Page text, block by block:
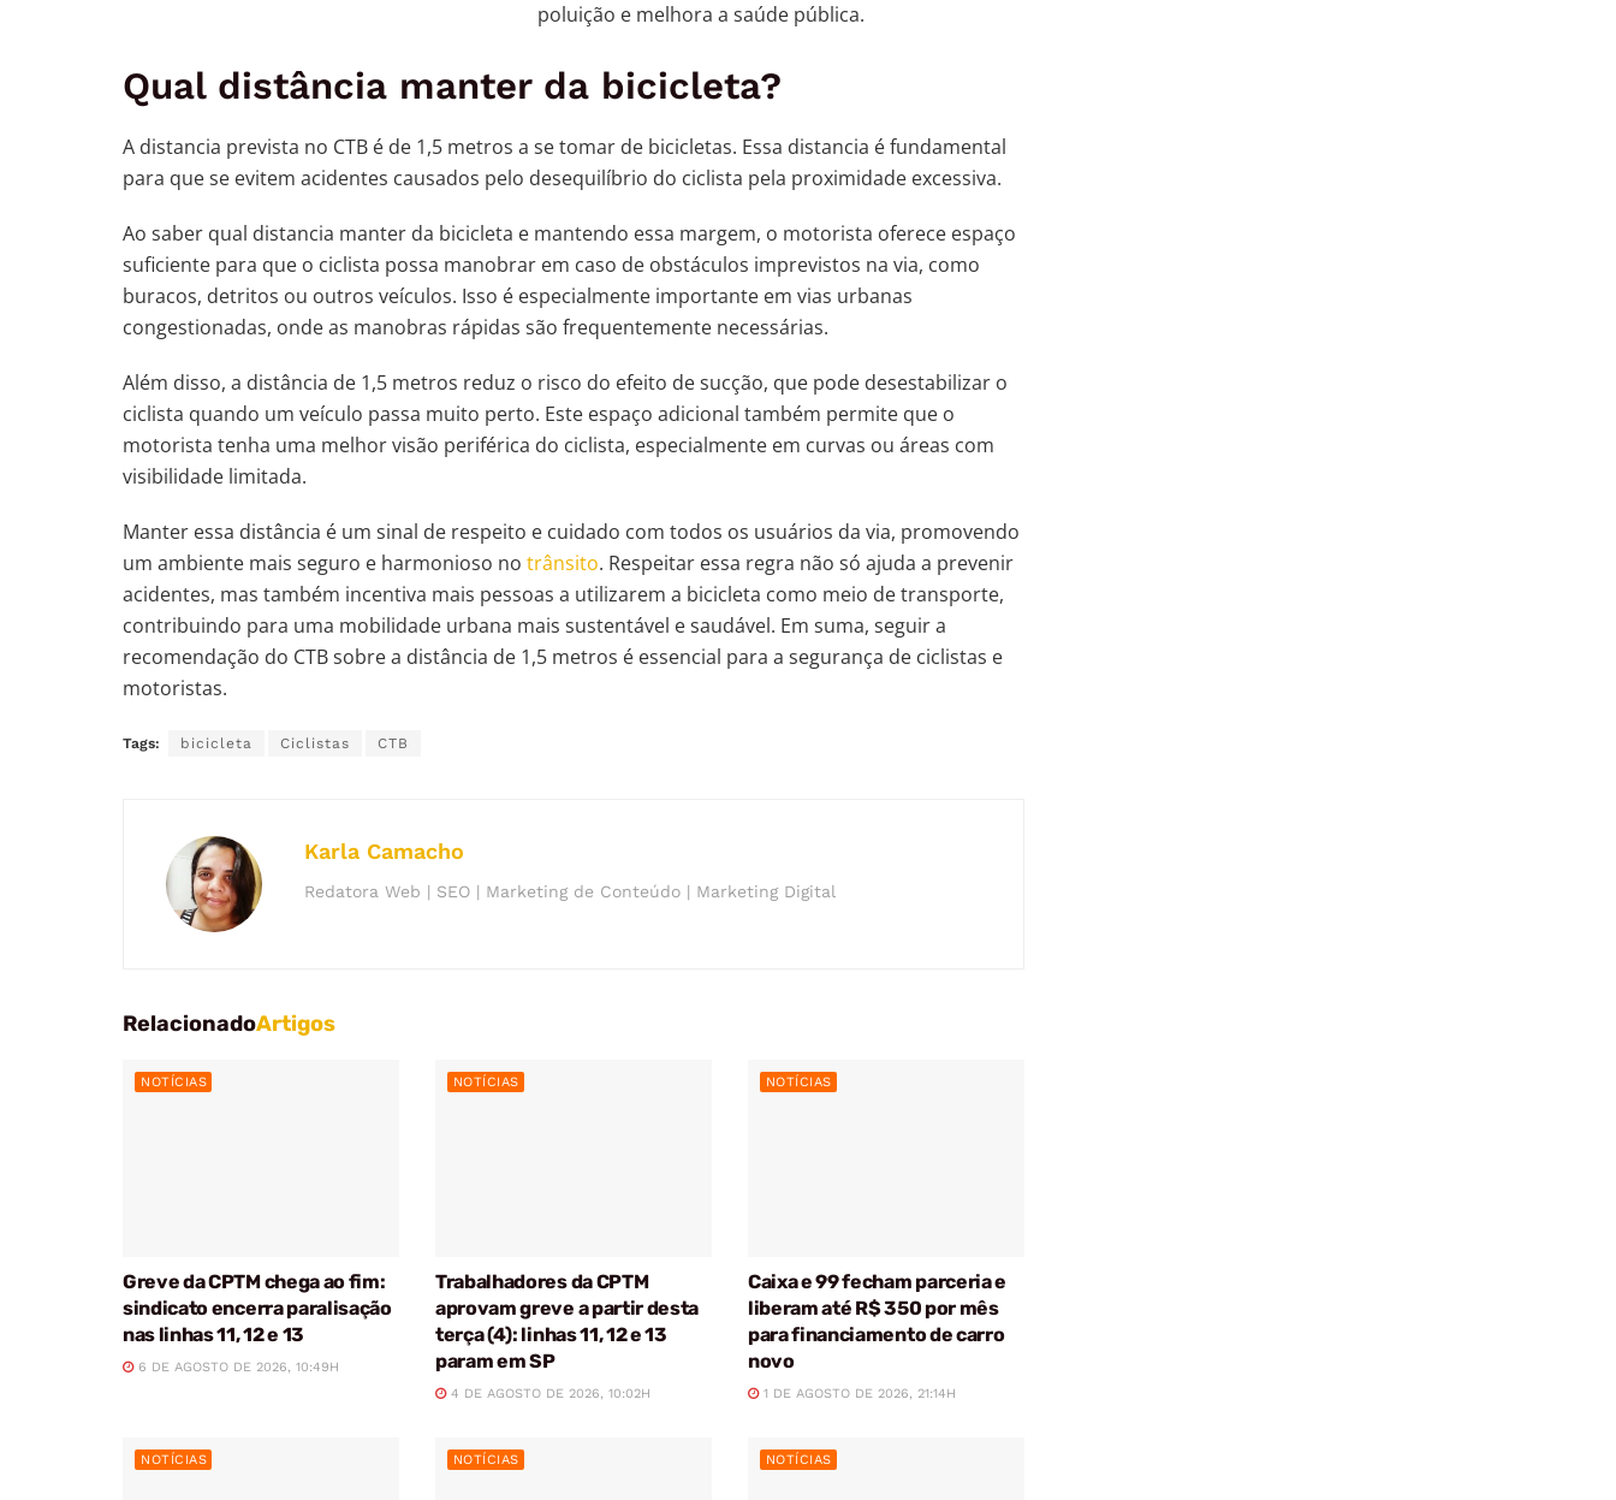
poluição e melhora a saúde pública.
Qual distância manter da bicicleta?
A distancia prevista no CTB é de 1,5 metros a se tomar de bicicletas. Essa distancia é fundamental
para que se evitem acidentes causados pelo desequilíbrio do ciclista pela proximidade excessiva.
Ao saber qual distancia manter da bicicleta e mantendo essa margem, o motorista oferece espaço
suficiente para que o ciclista possa manobrar em caso de obstáculos imprevistos na via, como
buracos, detritos ou outros veículos. Isso é especialmente importante em vias urbanas
congestionadas, onde as manobras rápidas são frequentemente necessárias.
Além disso, a distância de 1,5 metros reduz o risco do efeito de sucção, que pode desestabilizar o
ciclista quando um veículo passa muito perto. Este espaço adicional também permite que o
motorista tenha uma melhor visão periférica do ciclista, especialmente em curvas ou áreas com
visibilidade limitada.
Manter essa distância é um sinal de respeito e cuidado com todos os usuários da via, promovendo
um ambiente mais seguro e harmonioso no trânsito. Respeitar essa regra não só ajuda a prevenir
acidentes, mas também incentiva mais pessoas a utilizarem a bicicleta como meio de transporte,
contribuindo para uma mobilidade urbana mais sustentável e saudável. Em suma, seguir a
recomendação do CTB sobre a distância de 1,5 metros é essencial para a segurança de ciclistas e
motoristas.
Tags: bicicleta Ciclistas CTB
Karla Camacho
Redatora Web | SEO | Marketing de Conteúdo | Marketing Digital
RelacionadoArtigos
NOTÍCIAS
Greve da CPTM chega ao fim:
sindicato encerra paralisação
nas linhas 11, 12 e 13
6 DE AGOSTO DE 2026, 10:49H
NOTÍCIAS
Trabalhadores da CPTM
aprovam greve a partir desta
terça (4): linhas 11, 12 e 13
param em SP
4 DE AGOSTO DE 2026, 10:02H
NOTÍCIAS
Caixa e 99 fecham parceria e
liberam até R$ 350 por mês
para financiamento de carro
novo
1 DE AGOSTO DE 2026, 21:14H
NOTÍCIAS NOTÍCIAS NOTÍCIAS